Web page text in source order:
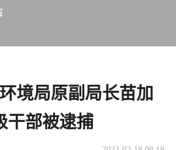
境局原副局长苗加
干部被逮捕